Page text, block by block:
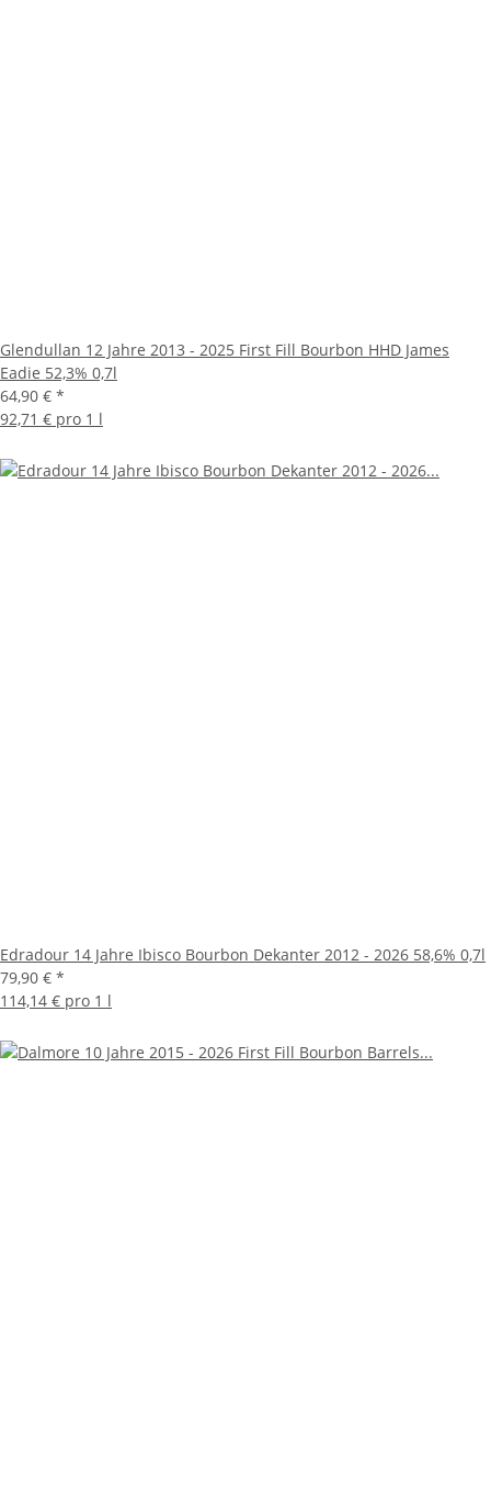
Glendullan 12 Jahre 2013 - 2025 First Fill Bourbon HHD James
Eadie 52,3% 0,7l
64,90 € *
92,71 € pro 1 l
Edradour 14 Jahre Ibisco Bourbon Dekanter 2012 - 2026 58,6% 0,7l
79,90 € *
114,14 € pro 1 l